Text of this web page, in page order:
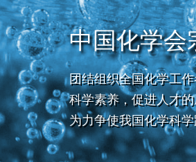
中国化学会
团结组织全国化学工
科学素养，促进人才
为力争使我国化学科